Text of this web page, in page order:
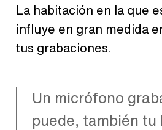
La habitación en la que
influye en gran medida
tus grabaciones.
Un micrófono
puede, también